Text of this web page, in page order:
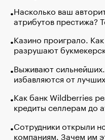
Насколько ваш
атрибутов престижа?
Казино проиграло.
разрушают
Выживают
избавляются от
Как банк Wildberries
кредиты селлерам до
Сотрудники открыли
компаниям. Зачем им